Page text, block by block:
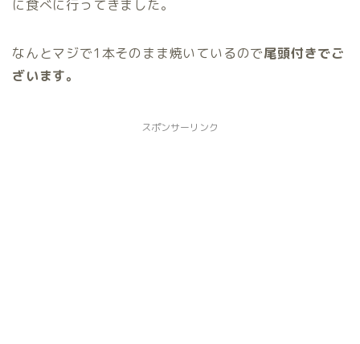
に食べに行ってきました。
なんとマジで1本そのまま焼いているので尾頭付きでご
ざいます。
スポンサーリンク